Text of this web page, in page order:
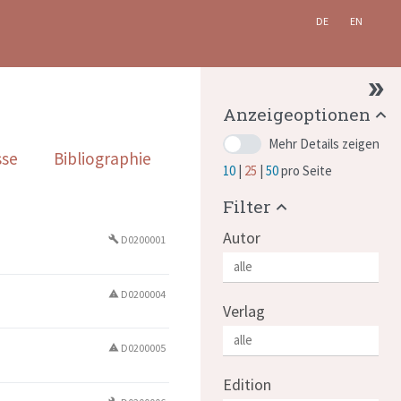
DE EN
Bibliographie
build D0200001
warning D0200004
warning D0200005
Anzeigeoptionen
Mehr Details zeigen
10 25 50pro Seite
Filter
Autor
Verlag
Edition